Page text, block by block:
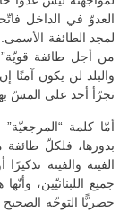
العدوّ في الداخل
لمجد الطائفة
من أجل طائفة
والبلد لن يكون آمنًا
تجرّأ أحد على المسّ
أمّا كلمة “المرجعيّة”
بدورها، فلكلّ طائفة
الفينة والفينة
جميع اللبنانيّين،
حصريًّا التوجّه